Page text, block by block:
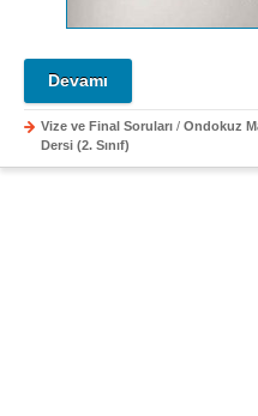
Devamı
Vize ve Final Soruları / Ondokuz
Dersi (2. Sınıf)